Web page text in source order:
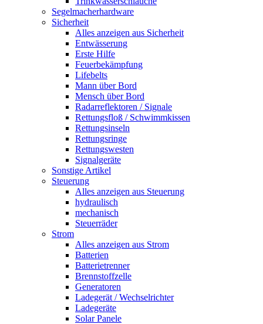
Segelmacherhardware
Sicherheit
Alles anzeigen aus Sicherheit
Entwässerung
Erste Hilfe
Feuerbekämpfung
Lifebelts
Mann über Bord
Mensch über Bord
Radarreflektoren / Signale
Rettungsfloß / Schwimmkissen
Rettungsinseln
Rettungsringe
Rettungswesten
Signalgeräte
Sonstige Artikel
Steuerung
Alles anzeigen aus Steuerung
hydraulisch
mechanisch
Steuerräder
Strom
Alles anzeigen aus Strom
Batterien
Batterietrenner
Brennstoffzelle
Generatoren
Ladegerät / Wechselrichter
Ladegeräte
Solar Panele